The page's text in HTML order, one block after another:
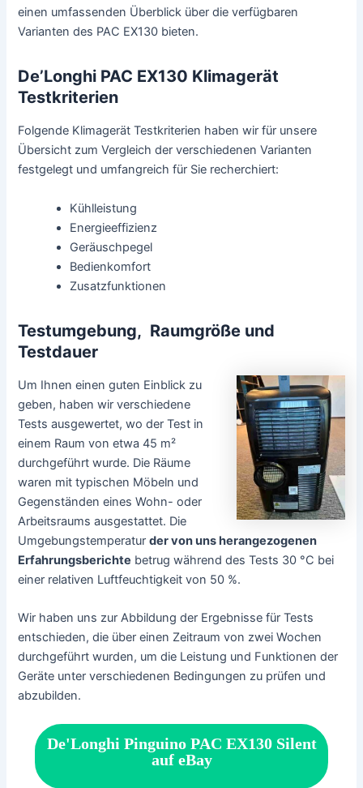
einen umfassenden Überblick über die verfügbaren
Varianten des PAC EX130 bieten.
De’Longhi PAC EX130 Klimagerät
Testkriterien
Folgende Klimagerät Testkriterien haben wir für unsere
Übersicht zum Vergleich der verschiedenen Varianten
festgelegt und umfangreich für Sie recherchiert:
Kühlleistung
Energieeffizienz
Geräuschpegel
Bedienkomfort
Zusatzfunktionen
Testumgebung, Raumgröße und
Testdauer
Um Ihnen einen guten Einblick zu
geben, haben wir verschiedene
Tests ausgewertet, wo der Test in
einem Raum von etwa 45 m²
durchgeführt wurde. Die Räume
waren mit typischen Möbeln und
Gegenständen eines Wohn- oder
Arbeitsraums ausgestattet. Die
Umgebungstemperaturder von uns herangezogenen
Erfahrungsberichte betrug während des Tests 30 °C bei
einer relativen Luftfeuchtigkeit von 50 %.
Wir haben uns zur Abbildung der Ergebnisse für Tests
entschieden, die über einen Zeitraum von zwei Wochen
durchgeführt wurden, um die Leistung und Funktionen der
Geräte unter verschiedenen Bedingungen zu prüfen und
abzubilden.
De'Longhi Pinguino PAC EX130 Silent
auf eBay